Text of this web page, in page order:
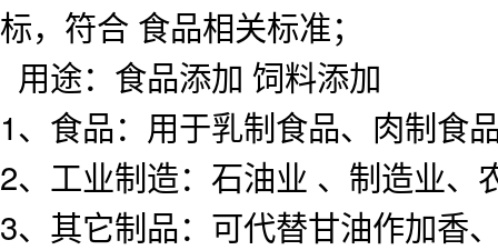
标，符合 食品相关标准；
用途：食品添加 饲料添加
1、食品：用于乳制食品、肉制食
2、工业制造：石油业 、制造业
3、其它制品：可代替甘油作加香